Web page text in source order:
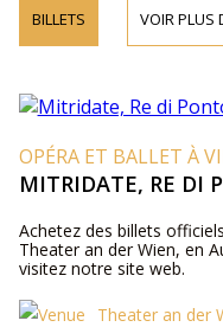
BILLETS VOIR PLUS
OPÉRA ET BALLET À
MITRIDATE, RE DI
Achetez des billets
Theater an der Wien, en
visitez notre site web.
Theater an der